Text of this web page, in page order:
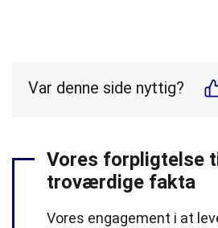
Var denne side nyttig?
Vores forpligtelse
troværdige fakta
Vores engagement i at